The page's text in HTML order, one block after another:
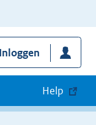
Inloggen
Help